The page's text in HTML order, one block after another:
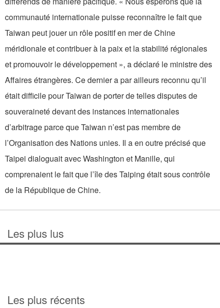
communauté internationale puisse reconnaître le fait que
Taiwan peut jouer un rôle positif en mer de Chine
méridionale et contribuer à la paix et la stabilité régionales
et promouvoir le développement », a déclaré le ministre des
Affaires étrangères. Ce dernier a par ailleurs reconnu qu’il
était difficile pour Taiwan de porter de telles disputes de
souveraineté devant des instances internationales
d’arbitrage parce que Taiwan n’est pas membre de
l’Organisation des Nations unies. Il a en outre précisé que
Taipei dialoguait avec Washington et Manille, qui
comprenaient le fait que l’île des Taiping était sous contrôle
de la République de Chine.
Les plus lus
Les plus récents